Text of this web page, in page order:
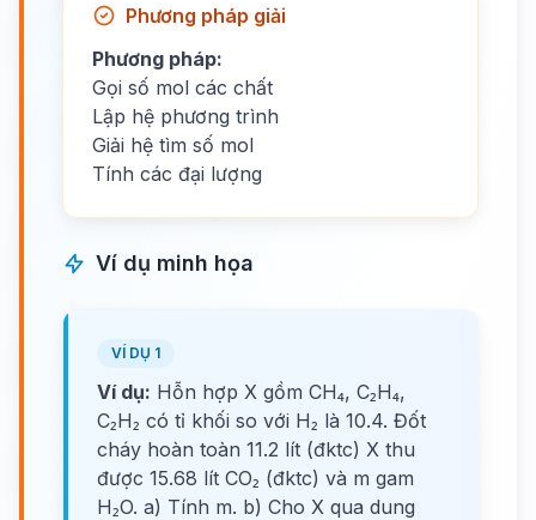
Phương pháp giải
Phương pháp:
Gọi số mol các chất
Lập hệ phương trình
Giải hệ tìm số mol
Tính các đại lượng
Ví dụ minh họa
VÍ DỤ 1
Ví dụ: Hỗn hợp X gồm CH₄, C₂H₄,
C₂H₂ có tỉ khối so với H₂ là 10.4. Đốt
cháy hoàn toàn 11.2 lít (đktc) X thu
được 15.68 lít CO₂ (đktc) và m gam
H₂O. a) Tính m. b) Cho X qua dung